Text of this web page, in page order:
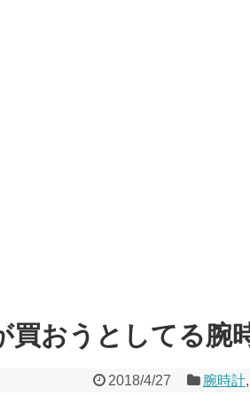
買おうとしてる腕
2018/4/27 腕時計,